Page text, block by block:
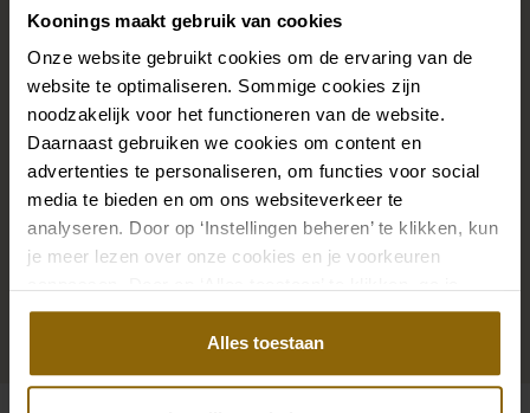
Koonings maakt gebruik van cookies
Onze website gebruikt cookies om de ervaring van de
website te optimaliseren. Sommige cookies zijn
noodzakelijk voor het functioneren van de website.
Daarnaast gebruiken we cookies om content en
advertenties te personaliseren, om functies voor social
media te bieden en om ons websiteverkeer te
analyseren. Door op ‘Instellingen beheren’ te klikken, kun
je meer lezen over onze cookies en je voorkeuren
akkoord met het gebruik van alle cookies.
Alles toestaan
De perfecte trouwschoenen voor onder je trouwjurk,
maar ook kettingen, armbanden en oorbellen die
precies bij je bruidsjurk passen of een prachtige sluier,
haarband of haarspeld voor je bruidskapsel: jouw
bruidslook is pas af met bijpassende accessoires. Met
onze grote accessoire winkel met accessoires voor
bruid en bruidegom vind je de perfecte match met
jouw jurk of trouwkostuum.
Ga naar accessoires